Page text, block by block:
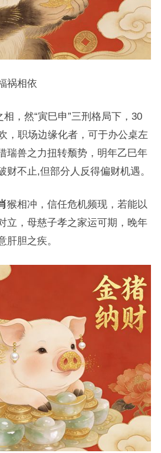
祸相依
相，然“寅巳申”三刑格局下，30
，职场边缘化者，可于办公桌左
瑞兽之力扭转颓势，明年乙巳年
财不止,但部分人反得偏财机遇。
猴相冲，信任危机频现，若能以
立，母慈子孝之家运可期，晚年
肝胆之疾。